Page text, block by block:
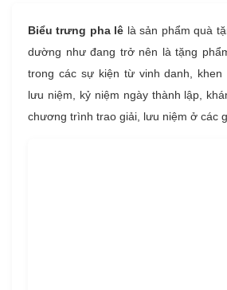
Biểu trưng pha lê là sản phẩm quà
dường như đang trở nên là tặng
trong các sự kiện từ vinh danh, khen
lưu niệm, kỷ niệm ngày thành lập,
chương trình trao giải, lưu niệm ở các